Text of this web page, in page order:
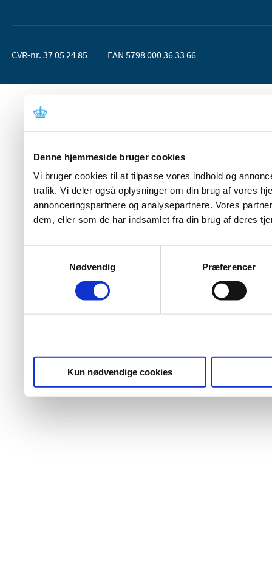
Denne hjemmeside bruger cookies
Vi bruger cookies til at tilpasse vores indhold og
trafik. Vi deler også oplysninger om din brug af vores
annonceringspartnere og analysepartnere. Vores
dem, eller som de har indsamlet fra din brug af deres
Nødvendig
Præferencer
Kun nødvendige cookies
CVR-nr. 37 05 24 85 EAN 5798 000 36 33 66